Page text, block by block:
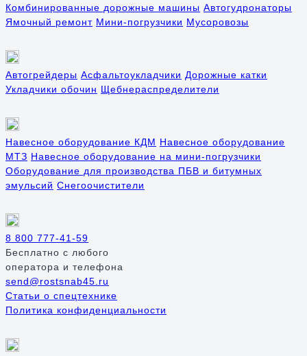
Комбинированные дорожные машины Автогудронаторы
Ямочный ремонт Мини-погрузчики Мусоровозы
Автогрейдеры Асфальтоукладчики Дорожные катки
Укладчики обочин Щебнераспределители
Навесное оборудование КДМ Навесное оборудование
МТЗ Навесное оборудование на мини-погрузчики
Оборудование для производства ПБВ и битумных
эмульсий Снегоочистители
8 800 777-41-59
Бесплатно с любого
оператора и телефона
send@rostsnab45.ru
Статьи о спецтехнике
Политика конфиденциальности